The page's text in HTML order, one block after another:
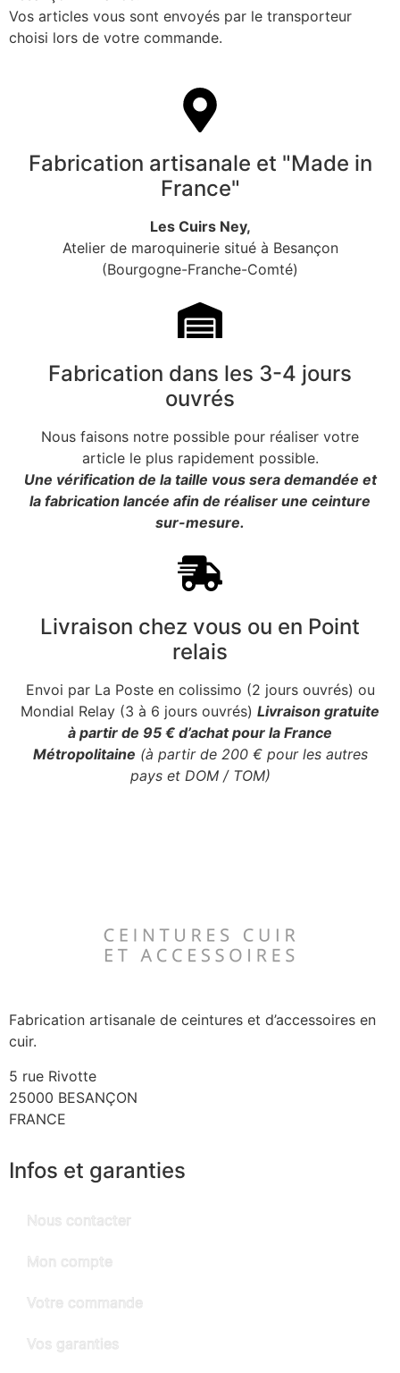
Vos articles vous sont envoyés par le transporteur
choisi lors de votre commande.
Fabrication artisanale et "Made in
France"
Les Cuirs Ney,
Atelier de maroquinerie situé à Besançon
(Bourgogne-Franche-Comté)
Fabrication dans les 3-4 jours
ouvrés
Nous faisons notre possible pour réaliser votre
article le plus rapidement possible.
Une vérification de la taille vous sera demandée et
la fabrication lancée afin de réaliser une ceinture
sur-mesure.
Livraison chez vous ou en Point
relais
Envoi par La Poste en colissimo (2 jours ouvrés) ou
Mondial Relay (3 à 6 jours ouvrés) Livraison gratuite
à partir de 95 € d’achat pour la France
Métropolitaine (à partir de 200 € pour les autres
pays et DOM / TOM)
Fabrication artisanale de ceintures et d’accessoires en
cuir.
5 rue Rivotte
25000 BESANÇON
FRANCE
Infos et garanties
Nous contacter
Mon compte
Votre commande
Vos garanties